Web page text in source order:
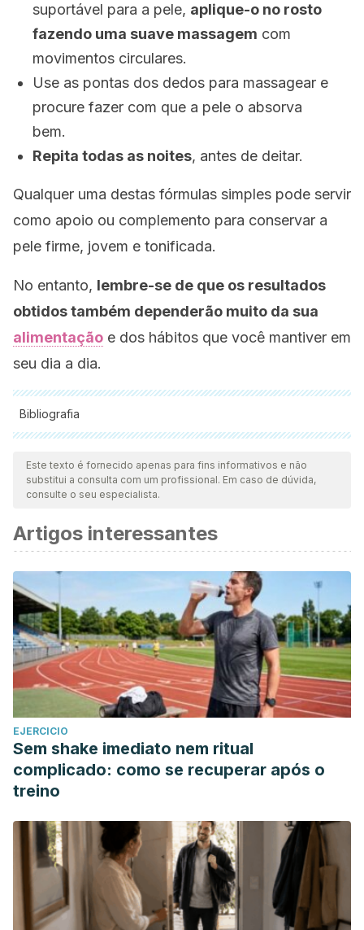
suportável para a pele, aplique-o no rosto
fazendo uma suave massagem com
movimentos circulares.
Use as pontas dos dedos para massagear e
procure fazer com que a pele o absorva
bem.
Repita todas as noites, antes de deitar.
Qualquer uma destas fórmulas simples pode servir
como apoio ou complemento para conservar a
pele firme, jovem e tonificada.
No entanto, lembre-se de que os resultados
obtidos também dependerão muito da sua
alimentação e dos hábitos que você mantiver em
seu dia a dia.
Bibliografia
Todas as fontes citadas foram minuciosamente revisadas por
nossa equipe para garantir sua qualidade, confiabilidade,
atualidade e validade. A bibliografia deste artigo foi
cientificamente.
Silvia, M. T. N. P. T. W. P. (2012). Evaluación de la eficacia
cosmética de cremas elaboradas con aceites extraídos de
especies vegetales Amazónicas: Mauritia Flexuosa
(Morete), Plukenetia Volubilis (Sacha Inchi) y Oenocarpus
Bataua (Ungurahua).La Granja,16, 14–22.
https://doi.org/10.17163/lgr.n16
Kapoor, V. P. (2005). Herbal Cosmetics for Skin and Hair
care.Natural Product Radiance,4(4), 306–314.
Nohynek, G. J., Antignac, E., Re, T., & Toutain, H. (2010).
Safety assessment of personal care products/cosmetics
and their ingredients.
Toxicology and Applied
Este texto é fornecido apenas para fins informativos e não
substitui a consulta com um profissional. Em caso de dúvida,
consulte o seu especialista.
Artigos interessantes
EJERCICIO
Sem shake imediato nem ritual
complicado: como se recuperar após o
treino